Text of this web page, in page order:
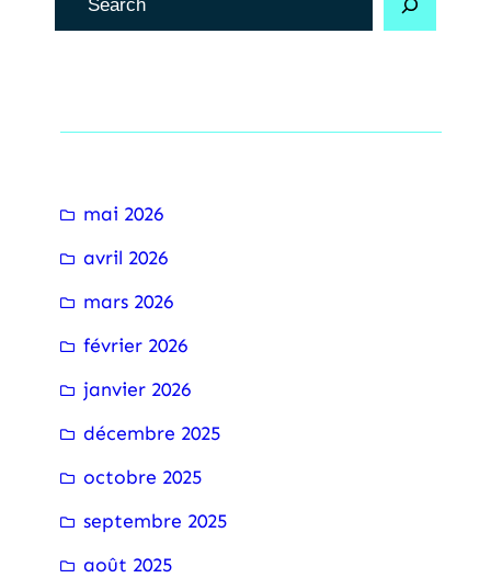
e
e
h
e
mai 2026
avril 2026
mars 2026
février 2026
janvier 2026
décembre 2025
octobre 2025
septembre 2025
août 2025